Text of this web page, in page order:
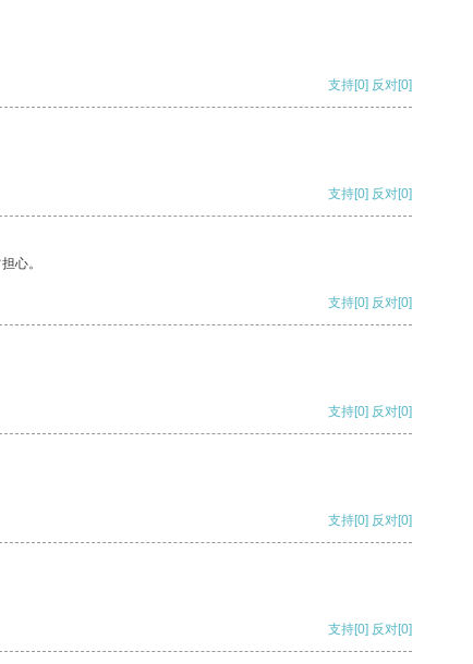
支持[0] 反对[0]
支持[0] 反对[0]
心。
支持[0] 反对[0]
支持[0] 反对[0]
支持[0] 反对[0]
支持[0] 反对[0]